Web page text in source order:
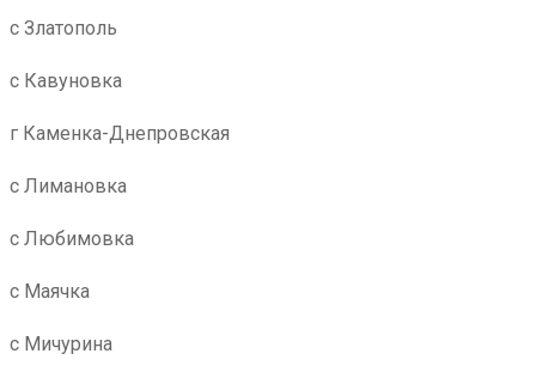
с Златополь
с Кавуновка
г Каменка-Днепровская
с Лимановка
с Любимовка
с Маячка
с Мичурина